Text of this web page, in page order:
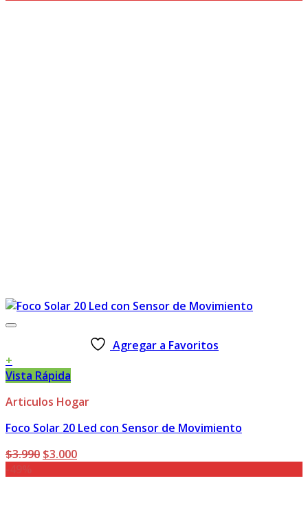
Agregar a Favoritos
+
Vista Rápida
Articulos Hogar
Foco Solar 20 Led con Sensor de Movimiento
$3.990 El
$3.000El